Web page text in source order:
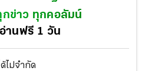
านกลางถึงสูงเป็นหลัก ส่งผลให้
มาสแรกเติบโตเป็นบวก 3.3%
กข่าว ทุกคอลัมน์
านฟรี 1 วัน
ไม่จำกัด